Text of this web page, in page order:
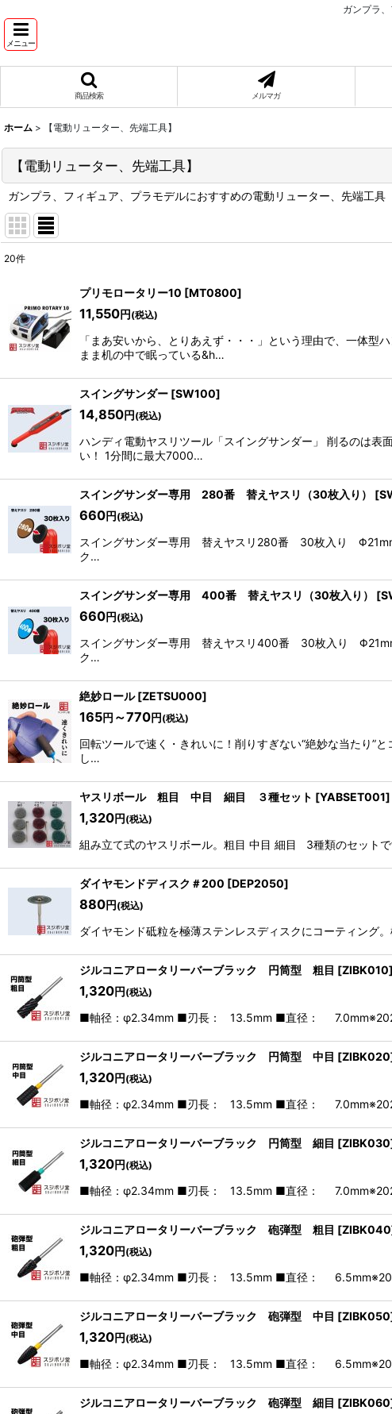
ガンプラ
メニュー
商品検索 メルマガ
ホーム > 【電動リューター、先端工具】
【電動リューター、先端工具】
ガンプラ、フィギュア、プラモデルにおすすめの電動リューター、先端工具
表示数:
在庫あり
20件
プリモロータリー10 [MT0800]
11,550円 (税込)
「まあ安いから、とりあえず・・・」という理由で、一体
まま机の中で眠っている&h…
スイングサンダー [SW100]
14,850円 (税込)
ハンディ電動ヤスリツール「スイングサンダー」 削るのは
い！ 1分間に最大7000…
スイングサンダー専用 280番 替えヤスリ（30枚入り） [
660円 (税込)
スイングサンダー専用 替えヤスリ280番 30枚入り Φ21mm
ク…
スイングサンダー専用 400番 替えヤスリ（30枚入り） [
660円 (税込)
スイングサンダー専用 替えヤスリ400番 30枚入り Φ21mm
ク…
絶妙ロール [ZETSU000]
165円 ～770円 (税込)
回転ツールで速く・きれいに！削りすぎない“絶妙な当たり”
し…
ヤスリボール 粗目 中目 細目 ３種セット [YABSET001]
1,320円 (税込)
組み立て式のヤスリボール。粗目 中目 細目 3種類のセット
ダイヤモンドディスク＃200 [DEP2050]
880円 (税込)
ダイヤモンド砥粒を極薄ステンレスディスクにコーテ
ジルコニアロータリーバーブラック 円筒型 粗目 [ZIBK010]
1,320円 (税込)
■軸径：φ2.34mm ■刃長： 13.5mm ■直径：
ジルコニアロータリーバーブラック 円筒型 中目 [ZIBK020
1,320円 (税込)
■軸径：φ2.34mm ■刃長： 13.5mm ■直径：
ジルコニアロータリーバーブラック 円筒型 細目 [ZIBK030
1,320円 (税込)
■軸径：φ2.34mm ■刃長： 13.5mm ■直径：
ジルコニアロータリーバーブラック 砲弾型 粗目 [ZIBK040
1,320円 (税込)
■軸径：φ2.34mm ■刃長： 13.5mm ■直径：
ジルコニアロータリーバーブラック 砲弾型 中目 [ZIBK050
1,320円 (税込)
■軸径：φ2.34mm ■刃長： 13.5mm ■直径：
ジルコニアロータリーバーブラック 砲弾型 細目 [ZIBK060